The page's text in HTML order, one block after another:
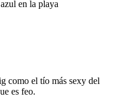
como el tío más sexy del
es feo.